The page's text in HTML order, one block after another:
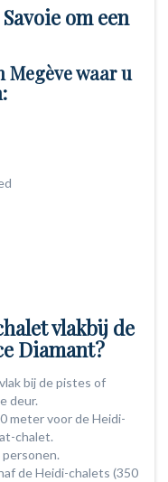
om een
waar u
vlakbij de
Diamant?
bij de pistes of
deur.
meter voor de Heidi-
chalet.
de Heidi-chalets (350